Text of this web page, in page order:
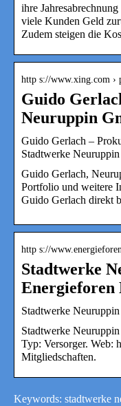
ihre
viele Kunden Geld
Zudem steigen die
http s://www.xing.com ›
Guido
Neuruppin
Guido Gerlach –
Stadtwerke
Guido Gerlach,
Portfolio und weitere
Guido Gerlach direkt
http s://
Stadtwerke
Energieforen
Stadtwerke
Stadtwerke
Typ: Versorger. Web:
Mitgliedschaften.
Keywords: stadtwerke